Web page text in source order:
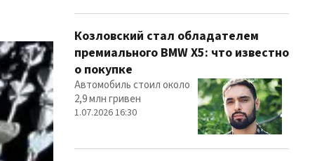
Козловский стал обладателем
премиального BMW X5: что известно
о покупке
Автомобиль стоил около
2,9 млн гривен
1.07.2026 16:30